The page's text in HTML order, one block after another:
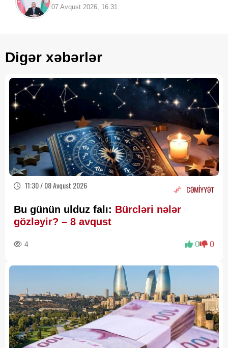
07 Avqust 2026, 16:31
Digər xəbərlər
11:30 / 08 Avqust 2026 CƏMİYYƏT
Bu günün ulduz falı: Bürcləri nələr
gözləyir? – 8 avqust
4 0 0